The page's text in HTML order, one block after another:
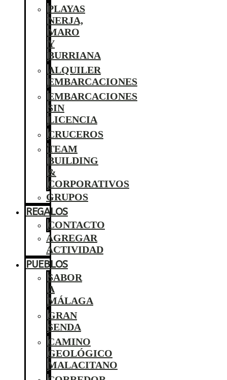
PLAYAS
NERJA,
MARO
Y
BURRIANA
ALQUILER
EMBARCACIONES
EMBARCACIONES
SIN
LICENCIA
CRUCEROS
TEAM
BUILDING
&
CORPORATIVOS
GRUPOS
REGALOS
CONTACTO
AGREGAR
ACTIVIDAD
PUEBLOS
SABOR
A
MÁLAGA
GRAN
SENDA
CAMINO
GEOLÓGICO
MALACITANO